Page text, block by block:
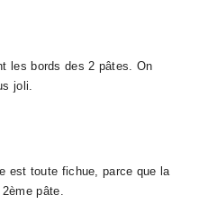
les bords des 2 pâtes. On
joli.
est toute fichue, parce que la
pâte.